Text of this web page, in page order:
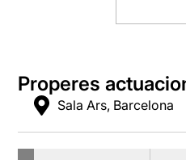
Properes
Sala Ars, Barcelona